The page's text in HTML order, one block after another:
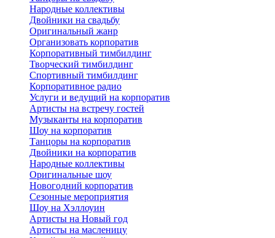
Народные коллективы
Двойники на свадьбу
Оригинальный жанр
Организовать корпоратив
Корпоративный тимбилдинг
Творческий тимбилдинг
Спортивный тимбилдинг
Корпоративное радио
Услуги и ведущий на корпоратив
Артисты на встречу гостей
Музыканты на корпоратив
Шоу на корпоратив
Танцоры на корпоратив
Двойники на корпоратив
Народные коллективы
Оригинальные шоу
Новогодний корпоратив
Сезонные мероприятия
Шоу на Хэллоуин
Артисты на Новый год
Артисты на масленицу